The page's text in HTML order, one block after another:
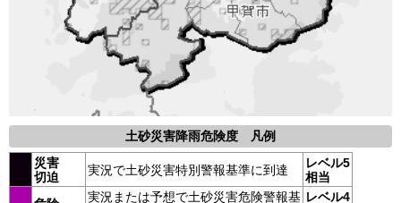
土砂災害降雨危険度 凡例
災害
切迫
実況で土砂災害特別警報基準に到達
レベル5
相当
実況または予想で土砂災害危険警報基 レベル4